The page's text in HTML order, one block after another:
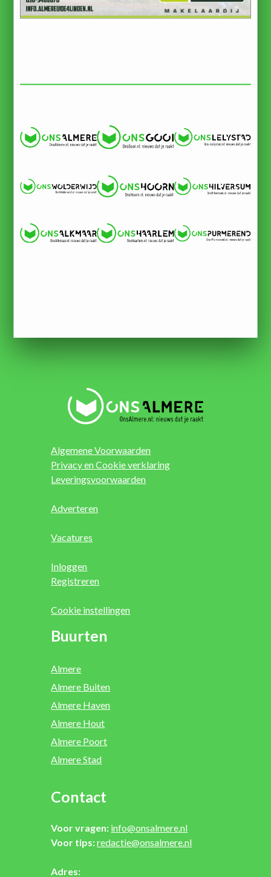
Algemene Voorwaarden
Privacy en Cookie verklaring
Leveringsvoorwaarden
Adverteren
Vacatures
Inloggen
Registreren
Cookie instellingen
Buurten
Almere
Almere Buiten
Almere Haven
Almere Hout
Almere Poort
Almere Stad
Contact
Voor vragen: info@onsalmere.nl
Voor tips:redactie@onsalmere.nl
Adres: